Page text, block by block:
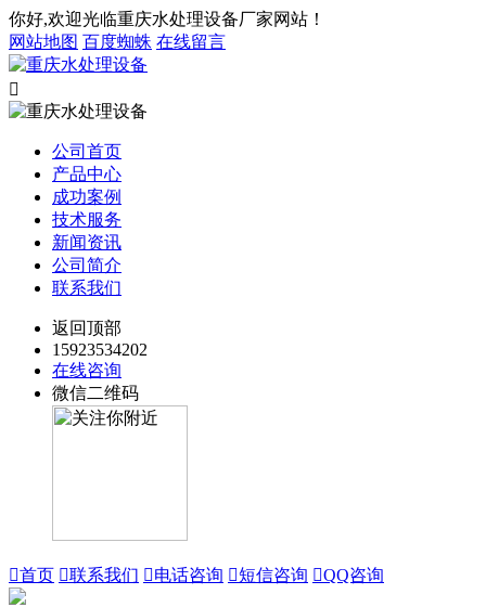
你好,欢迎光临重庆水处理设备厂家网站！
网站地图 百度蜘蛛 在线留言

公司首页
产品中心
成功案例
技术服务
新闻资讯
公司简介
联系我们
返回顶部
15923534202
在线咨询
微信二维码
首页 联系我们 电话咨询 短信咨询 QQ咨询